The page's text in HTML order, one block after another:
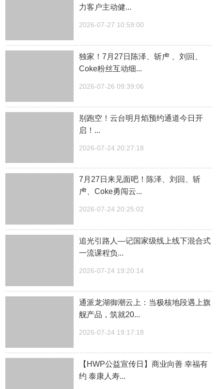
力客户主动健...
2026-07-27 10:59:00
独家！7月27日陈泽、斩虍 、刘回、
Coke粉丝互动细...
2026-07-26 09:39:06
别跑空！云台明月焰预约通道今日开
启！...
2026-07-24 20:27:18
7月27日来见面吧！陈泽、刘回、斩
虍、Coke勇闯云...
2026-07-24 20:25:02
追光引路人—记国家级线上线下混合式
一流课程负...
2026-07-24 19:20:14
通派龙湖御潮云上：当极核地段遇上旗
舰产品，筑就20...
2026-07-24 19:17:18
【HWP公益宣传日】商业向善 幸福有
约 泰康人寿...